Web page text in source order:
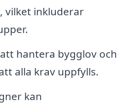
vilket inkluderar
hantera bygglov och
alla krav uppfylls.
kan